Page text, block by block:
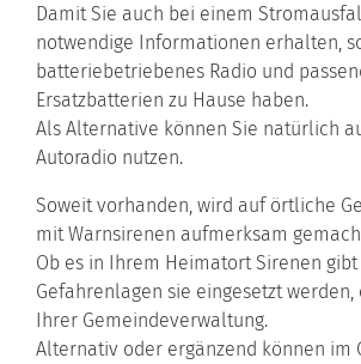
Damit Sie auch bei einem
notwendige Informationen erhalten,
batteriebetriebenes Radio und
Ersatzbatterien zu Hause haben.
Als Alternative können Sie natürlich
Autoradio nutzen.
Soweit vorhanden, wird auf örtliche
mit Warnsirenen aufmerksam
Ob es in Ihrem Heimatort Sirenen
Gefahrenlagen sie eingesetzt
Ihrer Gemeindeverwaltung.
Alternativ oder ergänzend können im